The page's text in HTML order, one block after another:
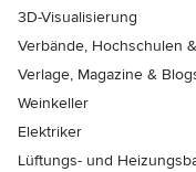
3D-Visualisierung
Verbände, Hochschulen
Verlage, Magazine &
Weinkeller
Elektriker
Lüftungs- und